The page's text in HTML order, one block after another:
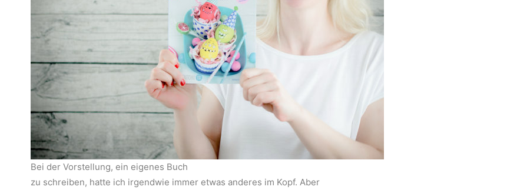
Bei der Vorstellung, ein eigenes Buch
zu schreiben, hatte ich irgendwie immer etwas anderes im Kopf. Aber